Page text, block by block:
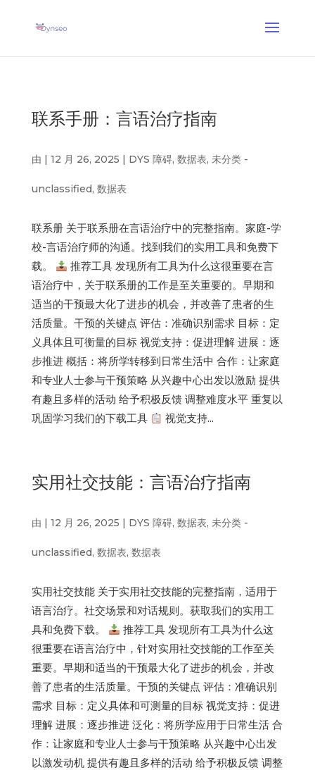
联系手册：言语治疗指南
由 | 12 月 26, 2025 | DYS 障碍, 数据表, 未分类 -
unclassified, 数据表
联系册 关于联系册在言语治疗中的完整指南。家庭-学
校-言语治疗师的沟通。找到我们的实用工具和免费下
载。
推荐工具 发现所有工具为什么这很重要在言
语治疗中，关于联系册的工作是至关重要的。早期和
适当的干预最大化了进步的机会，并改善了患者的生
活质量。干预的关键点 评估：准确识别需求 目标：定
义具体且可衡量的目标 视觉支持：促进理解 进展：逐
步推进 概括：将所学转移到日常生活中 合作：让家庭
和专业人士参与干预策略 从兴趣中心出发以激励 提供
有趣且多样的活动 给予积极反馈 调整难度水平 重复以
巩固学习我们的下载工具
视觉支持...
实用社交技能：言语治疗指南
由 | 12 月 26, 2025 | DYS 障碍, 数据表, 未分类 -
unclassified, 数据表, 数据表
实用社交技能 关于实用社交技能的完整指南，适用于
语言治疗。社交场景和对话规则。获取我们的实用工
具和免费下载。
推荐工具 发现所有工具为什么这
很重要在语言治疗中，针对实用社交技能的工作至关
重要。早期和适当的干预最大化了进步的机会，并改
善了患者的生活质量。干预的关键点 评估：准确识别
需求 目标：定义具体和可测量的目标 视觉支持：促进
理解 进展：逐步推进 泛化：将所学应用于日常生活 合
作：让家庭和专业人士参与干预策略 从兴趣中心出发
以激发动机 提供有趣且多样的活动 给予积极反馈 调整